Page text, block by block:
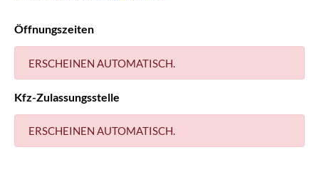
Öffnungszeiten
ERSCHEINEN AUTOMATISCH.
Kfz-Zulassungsstelle
ERSCHEINEN AUTOMATISCH.